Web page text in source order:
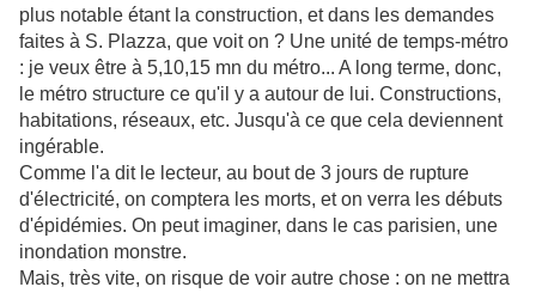
plus notable étant la construction, et dans les demandes
faites à S. Plazza, que voit on ? Une unité de temps-métro
: je veux être à 5,10,15 mn du métro... A long terme, donc,
le métro structure ce qu'il y a autour de lui. Constructions,
habitations, réseaux, etc. Jusqu'à ce que cela deviennent
ingérable.
Comme l'a dit le lecteur, au bout de 3 jours de rupture
d'électricité, on comptera les morts, et on verra les débuts
d'épidémies. On peut imaginer, dans le cas parisien, une
inondation monstre.
Mais, très vite, on risque de voir autre chose : on ne mettra